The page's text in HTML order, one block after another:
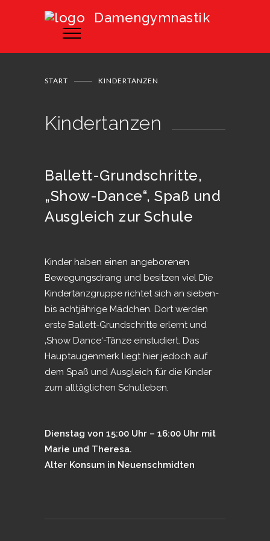
Damengymnastik
START KINDERTANZEN
Kindertanzen
Ballett-Grundschritte,
„Show-Dance“, Spaß und
Ausgleich zur Schule
Kinder haben einen angeborenen
Bewegungsdrang und besitzen viel Die
Kindertanzgruppe richtet sich an sieben-
bis achtjährige Mädchen. Dort werden
erste Ballett-Grundschritte erlernt und
‚Show Dance‘-Tänze einstudiert. Das
Hauptaugenmerk liegt hier jedoch auf
dem Spaß und Ausgleich für die Kinder
zum alltäglichen Schulleben.
Dienstag von 15:00 Uhr – 16:00 Uhr mit
Marie und Theresa.
Alter Konsum in Neuenschmidten